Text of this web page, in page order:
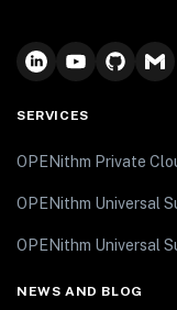
SERVICES
OPENithm Private
OPENithm Universal
OPENithm Universal
NEWS AND BLOG